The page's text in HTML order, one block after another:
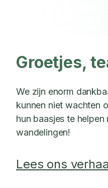
Groetjes,
We zijn enorm
kunnen niet wachten
hun baasjes te
wandelingen!
Lees ons